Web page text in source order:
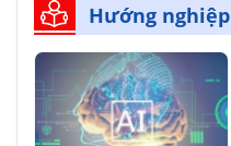
Hướng nghiệp